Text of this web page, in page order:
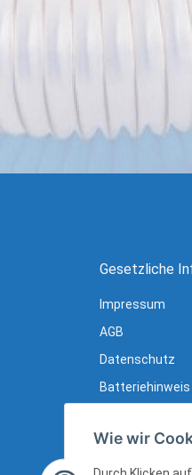
Gesetzliche
Impressum
AGB
Datenschutz
Batteriehinweis
Widerrufsrecht
Widerrufsrecht
Wie wir